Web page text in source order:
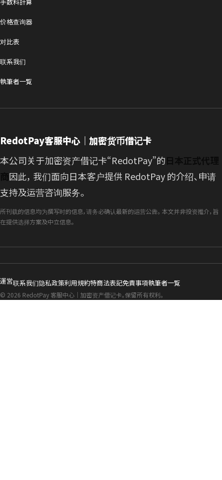
价格查询器
对比表
联系我们
執筆者一覧
RedotPay客服中心｜加密货币借记卡
本公司关于加密资产借记卡“RedotPay”的
因此， 我们面向日本客户提供 RedotPay 的介绍、申请
支持及运营咨询服务。
所刊载的信息均为撰写时的信息，请务必确认最新的运营公告。 本文并非投资推介，旨
在提供选择方案及中立信息。
運営联系我们隐私政策利用規約特商法表記免責事項執筆者一覧
© 2026 RedotPay 客服中心｜加密资产借记卡。保留所有权利。